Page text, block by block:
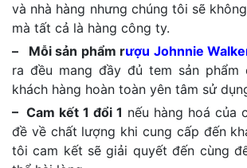
và nhà hàng nhưng chúng tôi sẽ
mà tất cả là hàng công ty.
– Mỗi sản phẩm rượu Johnnie
ra đều mang đầy đủ tem sản phẩm
khách hàng hoàn toàn yên tâm sử
– Cam kết 1 đổi 1 nếu hàng hoá của
đề về chất lượng khi cung cấp đến
tôi cam kết sẽ giải quyết đến cùng